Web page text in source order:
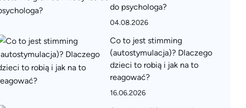
do psychologa?
04.08.2026
Co to jest stimming
(autostymulacja)? Dlaczego
dzieci to robią i jak na to
reagować?
16.06.2026